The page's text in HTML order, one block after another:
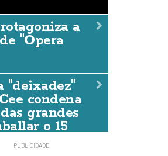
protagoniza
en
a
"Ópera
"deixadez"
condena
grandes
o 15